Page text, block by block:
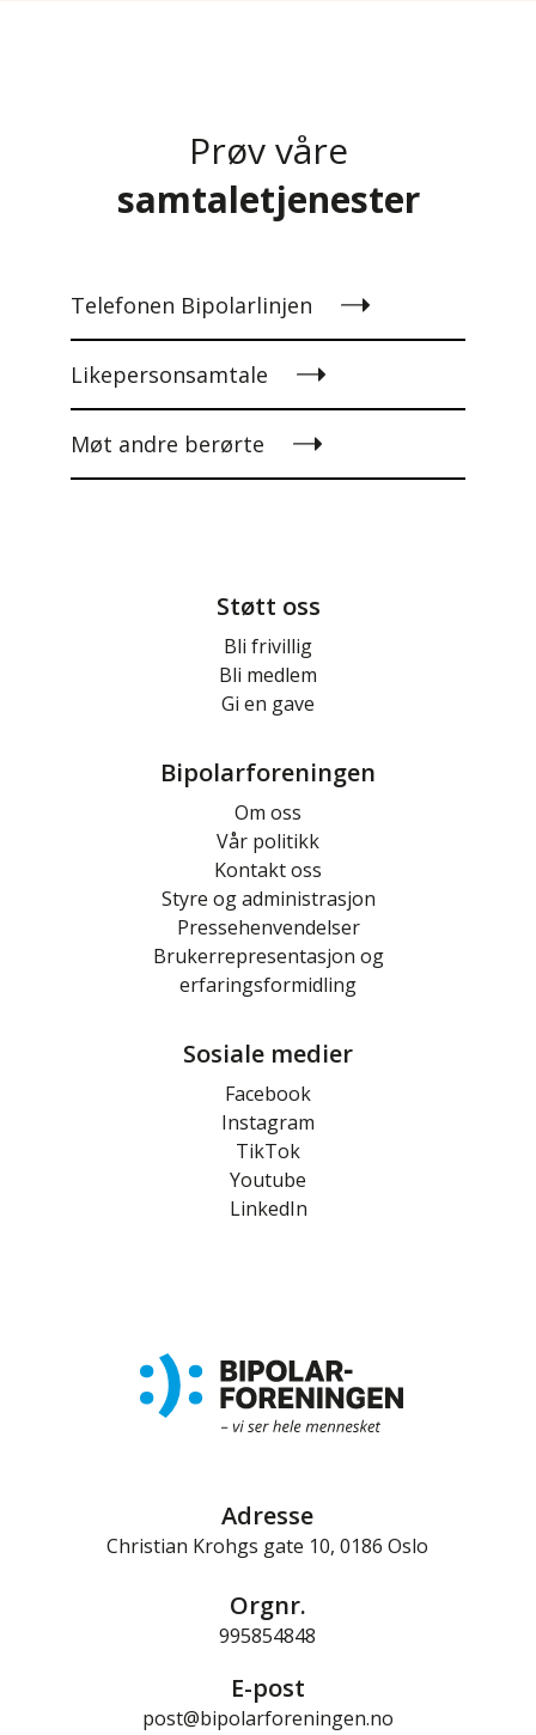
Prøv våre
samtaletjenester
Telefonen Bipolarlinjen
Likepersonsamtale
Møt andre berørte
Støtt oss
Bli frivillig
Bli medlem
Gi en gave
Bipolarforeningen
Om oss
Vår politikk
Kontakt oss
Styre og administrasjon
Pressehenvendelser
Brukerrepresentasjon og
erfaringsformidling
Sosiale medier
Facebook
Instagram
TikTok
Youtube
LinkedIn
Adresse
Christian Krohgs gate 10, 0186 Oslo
Orgnr.
995854848
E-post
post@bipolarforeningen.no